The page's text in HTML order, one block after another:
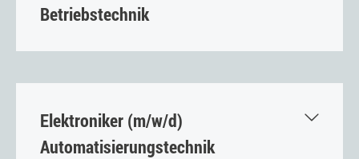
Betriebstechnik
Deine Aufgaben:
elektronischen Anlagen, Leitungen und
Antriebsystemen
Elektroniker (m/w/d)
Automatisierungstechnik